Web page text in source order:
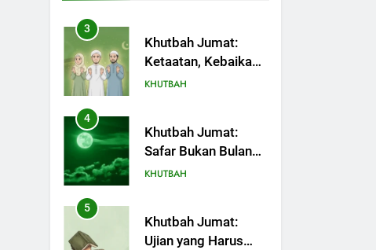
3
Khutbah Jumat:
Ketaatan, Kebaikan
dan Pengaruhnya
KHUTBAH
4
Khutbah Jumat:
Safar Bukan Bulan
Sial
KHUTBAH
5
Khutbah Jumat:
Ujian yang Harus